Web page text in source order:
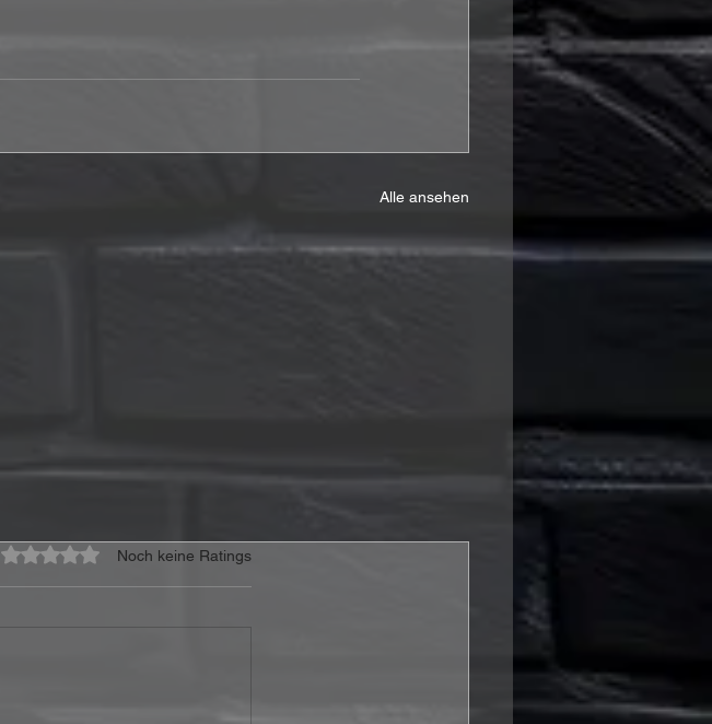
Alle ansehen
Mit 0 von 5 Sternen bewertet.
Noch keine Ratings